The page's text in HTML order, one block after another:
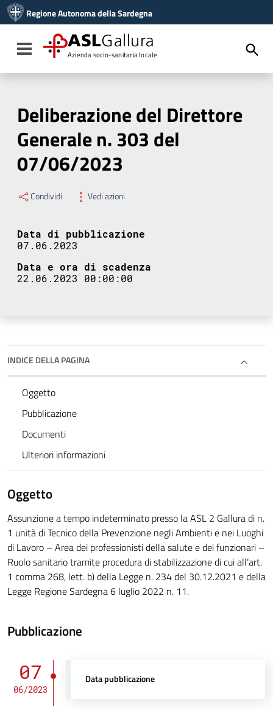
Vai al menu di navigazione
Vai al footer
Regione Autonoma della Sardegna
Toggle navigation
ASLGallura
Azienda socio-sanitaria locale
Deliberazione del Direttore
Generale n. 303 del
07/06/2023
Condividi Vedi azioni
Data di pubblicazione
07.06.2023
Data e ora di scadenza
22.06.2023 00:00:00
INDICE DELLA PAGINA
Oggetto
Pubblicazione
Documenti
Ulteriori informazioni
Oggetto
Assunzione a tempo indeterminato presso la ASL 2 Gallura di n.
1 unità di Tecnico della Prevenzione negli Ambienti e nei Luoghi
di Lavoro – Area dei professionisti della salute e dei funzionari –
Ruolo sanitario tramite procedura di stabilizzazione di cui all’art.
1 comma 268, lett. b) della Legge n. 234 del 30.12.2021 e della
Legge Regione Sardegna 6 luglio 2022 n. 11.
Pubblicazione
07
06/2023
Data pubblicazione